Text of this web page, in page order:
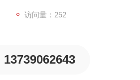
访问量：252
13739062643